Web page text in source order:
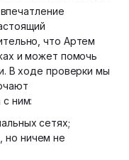
что Артем
и может помочь
В ходе проверки мы
ним:
сетях;
но ничем не